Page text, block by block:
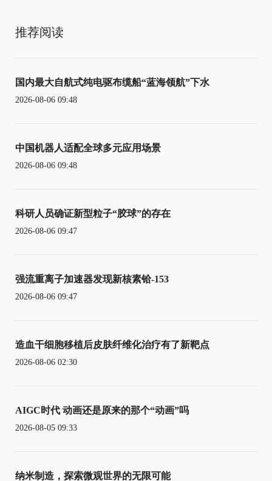
推荐阅读
国内最大自航式纯电驱布缆船“蓝海领航”下水
2026-08-06 09:48
中国机器人适配全球多元应用场景
2026-08-06 09:48
科研人员确证新型粒子“胶球”的存在
2026-08-06 09:47
强流重离子加速器发现新核素铪-153
2026-08-06 09:47
造血干细胞移植后皮肤纤维化治疗有了新靶点
2026-08-06 02:30
AIGC时代 动画还是原来的那个“动画”吗
2026-08-05 09:33
纳米制造，探索微观世界的无限可能